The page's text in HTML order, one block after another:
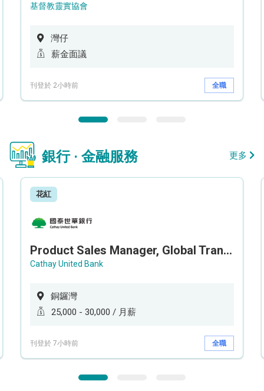
基督教靈實協會
灣仔
薪金面議
刊登於 2小時前 全職
銀行 · 金融服務 更多
花紅
Product Sales Manager, Global Transaction Service (GTS)
Cathay United Bank
銅鑼灣
25,000 - 30,000 / 月薪
刊登於 7小時前 全職